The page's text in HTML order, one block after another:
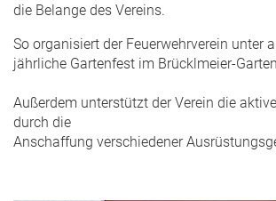
die Belange des Vereins.
So organisiert der Feuerwehrverein unter
jährliche Gartenfest im Brücklmeier-
Außerdem unterstützt der Verein die
durch die
Anschaffung verschiedener